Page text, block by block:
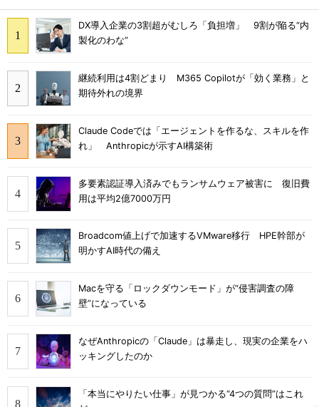
DX導入企業の3割超がむしろ「負担増」 9割が陥る“内
製化のわな”
継続利用は4割どまり M365 Copilotが「効く業務」と
期待外れの境界
Claude Codeでは「エージェントを作るな、スキルを作
れ」 Anthropicが示すAI構築術
多要素認証導入済みでもランサムウェア被害に 復旧費
用は平均2億7000万円
Broadcom値上げで加速するVMware移行 HPE幹部が
明かすAI時代の備え
Macを守る「ロックダウンモード」が“侵害調査の障
壁”になっている
なぜAnthropicの「Claude」は暴走し、現実の企業をハ
ッキングしたのか
「本当にやりたい仕事」が見つかる“4つの質問”はこれ